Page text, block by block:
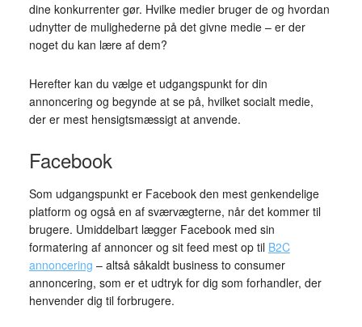
dine konkurrenter gør. Hvilke medier bruger de og hvordan
udnytter de mulighederne på det givne medie – er der
noget du kan lære af dem?
Herefter kan du vælge et udgangspunkt for din
annoncering og begynde at se på, hvilket socialt medie,
der er mest hensigtsmæssigt at anvende.
Facebook
Som udgangspunkt er Facebook den mest genkendelige
platform og også en af sværvægterne, når det kommer til
brugere. Umiddelbart lægger Facebook med sin
formatering af annoncer og sit feed mest op til B2C
annoncering – altså såkaldt business to consumer
annoncering, som er et udtryk for dig som forhandler, der
henvender dig til forbrugere.